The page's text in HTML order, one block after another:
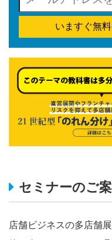
いますぐ無
セミナーのご
店舗ビジネスの多店舗